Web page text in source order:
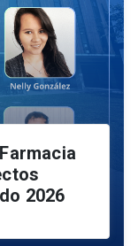
2026